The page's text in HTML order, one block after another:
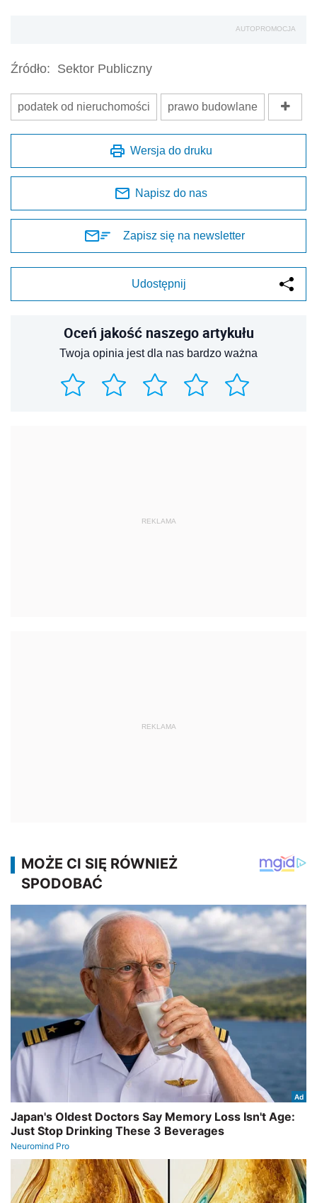
AUTOPROMOCJA
Źródło: Sektor Publiczny
podatek od nieruchomości prawo budowlane
Wersja do druku
Napisz do nas
Zapisz się na newsletter
Udostępnij
Oceń jakość naszego artykułu
Twoja opinia jest dla nas bardzo ważna
REKLAMA
REKLAMA